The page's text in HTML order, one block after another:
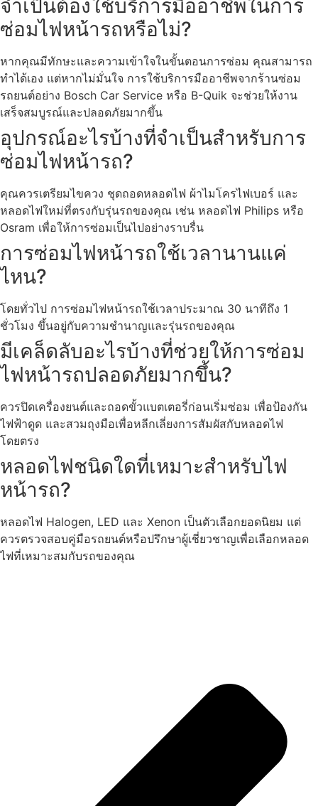
จำเป็นต้องใช้บริการมืออาชีพในการ
ซ่อมไฟหน้ารถหรือไม่?
หากคุณมีทักษะและความเข้าใจในขั้นตอนการซ่อม คุณสามารถ
ทำได้เอง แต่หากไม่มั่นใจ การใช้บริการมืออาชีพจากร้านซ่อม
รถยนต์อย่าง Bosch Car Service หรือ B-Quik จะช่วยให้งาน
เสร็จสมบูรณ์และปลอดภัยมากขึ้น
อุปกรณ์อะไรบ้างที่จำเป็นสำหรับการ
ซ่อมไฟหน้ารถ?
คุณควรเตรียมไขควง ชุดถอดหลอดไฟ ผ้าไมโครไฟเบอร์ และ
หลอดไฟใหม่ที่ตรงกับรุ่นรถของคุณ เช่น หลอดไฟ Philips หรือ
Osram เพื่อให้การซ่อมเป็นไปอย่างราบรื่น
การซ่อมไฟหน้ารถใช้เวลานานแค่
ไหน?
โดยทั่วไป การซ่อมไฟหน้ารถใช้เวลาประมาณ 30 นาทีถึง 1
ชั่วโมง ขึ้นอยู่กับความชำนาญและรุ่นรถของคุณ
มีเคล็ดลับอะไรบ้างที่ช่วยให้การซ่อม
ไฟหน้ารถปลอดภัยมากขึ้น?
ควรปิดเครื่องยนต์และถอดขั้วแบตเตอรี่ก่อนเริ่มซ่อม เพื่อป้องกัน
ไฟฟ้าดูด และสวมถุงมือเพื่อหลีกเลี่ยงการสัมผัสกับหลอดไฟ
โดยตรง
หลอดไฟชนิดใดที่เหมาะสำหรับไฟ
หน้ารถ?
หลอดไฟ Halogen, LED และ Xenon เป็นตัวเลือกยอดนิยม แต่
ควรตรวจสอบคู่มือรถยนต์หรือปรึกษาผู้เชี่ยวชาญเพื่อเลือกหลอด
ไฟที่เหมาะสมกับรถของคุณ